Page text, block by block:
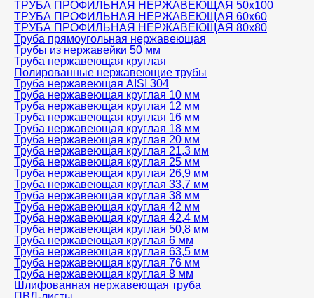
ТРУБА ПРОФИЛЬНАЯ НЕРЖАВЕЮЩАЯ 50х100
ТРУБА ПРОФИЛЬНАЯ НЕРЖАВЕЮЩАЯ 60х60
ТРУБА ПРОФИЛЬНАЯ НЕРЖАВЕЮЩАЯ 80х80
Труба прямоугольная нержавеющая
Трубы из нержавейки 50 мм
Труба нержавеющая круглая
Полированные нержавеющие трубы
Труба нержавеющая AISI 304
Труба нержавеющая круглая 10 мм
Труба нержавеющая круглая 12 мм
Труба нержавеющая круглая 16 мм
Труба нержавеющая круглая 18 мм
Труба нержавеющая круглая 20 мм
Труба нержавеющая круглая 21,3 мм
Труба нержавеющая круглая 25 мм
Труба нержавеющая круглая 26,9 мм
Труба нержавеющая круглая 33,7 мм
Труба нержавеющая круглая 38 мм
Труба нержавеющая круглая 42 мм
Труба нержавеющая круглая 42,4 мм
Труба нержавеющая круглая 50,8 мм
Труба нержавеющая круглая 6 мм
Труба нержавеющая круглая 63,5 мм
Труба нержавеющая круглая 76 мм
Труба нержавеющая круглая 8 мм
Шлифованная нержавеющая труба